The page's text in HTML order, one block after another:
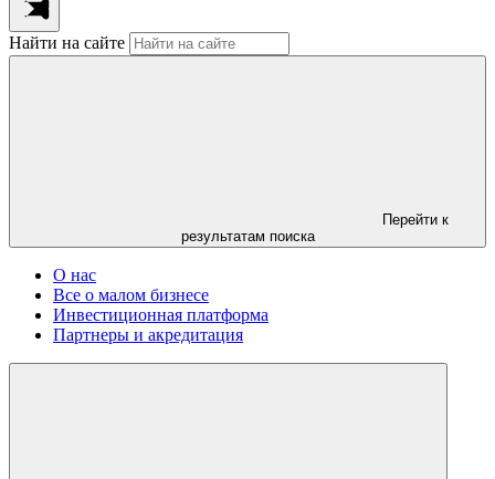
Найти на сайте
Перейти к
результатам поиска
О нас
Все о малом бизнесе
Инвестиционная платформа
Партнеры и акредитация